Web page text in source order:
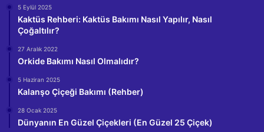
5 Eylül 2025
Kaktüs Rehberi: Kaktüs Bakımı Nasıl Yapılır, Nasıl
Çoğaltılır?
27 Aralık 2022
Orkide Bakımı Nasıl Olmalıdır?
5 Haziran 2025
Kalanşo Çiçeği Bakımı (Rehber)
28 Ocak 2025
Dünyanın En Güzel Çiçekleri (En Güzel 25 Çiçek)